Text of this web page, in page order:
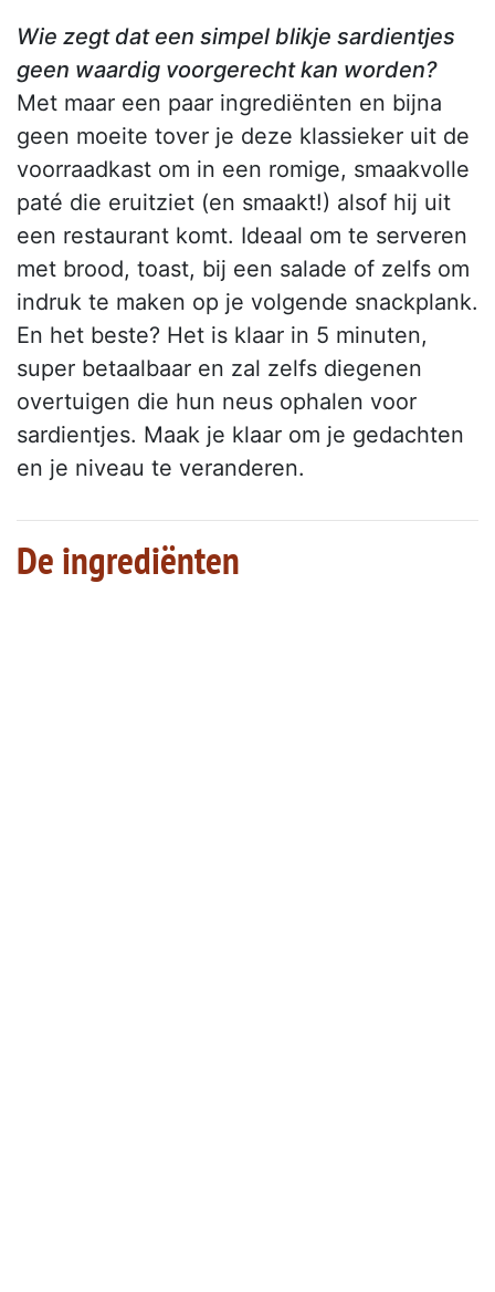
Wie zegt dat een simpel blikje sardientjes
geen waardig voorgerecht kan worden?
Met maar een paar ingrediënten en bijna
geen moeite tover je deze klassieker uit de
voorraadkast om in een romige, smaakvolle
paté die eruitziet (en smaakt!) alsof hij uit
een restaurant komt. Ideaal om te serveren
met brood, toast, bij een salade of zelfs om
indruk te maken op je volgende snackplank.
En het beste? Het is klaar in 5 minuten,
super betaalbaar en zal zelfs diegenen
overtuigen die hun neus ophalen voor
sardientjes. Maak je klaar om je gedachten
en je niveau te veranderen.
De ingrediënten